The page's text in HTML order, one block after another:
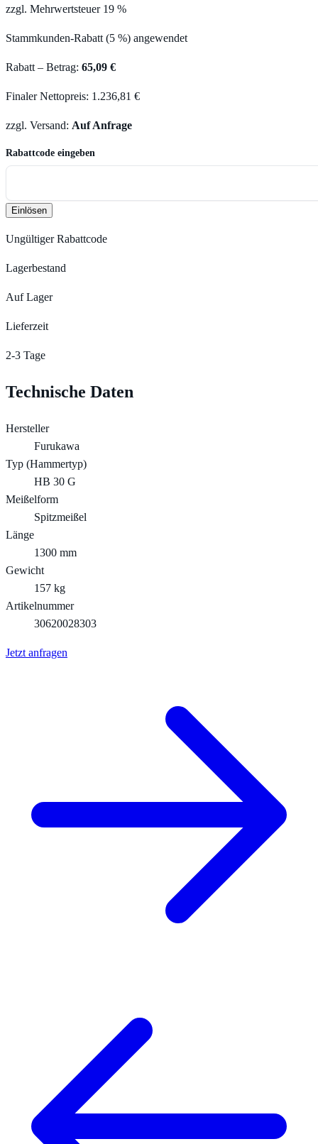
zzgl. Mehrwertsteuer 19 %
Stammkunden-Rabatt (5 %) angewendet
Rabatt – Betrag: 65,09 €
Finaler Nettopreis: 1.236,81 €
zzgl. Versand: Auf Anfrage
Rabattcode eingeben
Einlösen
Ungültiger Rabattcode
Lagerbestand
Auf Lager
Lieferzeit
2-3 Tage
Technische Daten
Hersteller
Furukawa
Typ (Hammertyp)
HB 30 G
Meißelform
Spitzmeißel
Länge
1300 mm
Gewicht
157 kg
Artikelnummer
30620028303
Jetzt anfragen